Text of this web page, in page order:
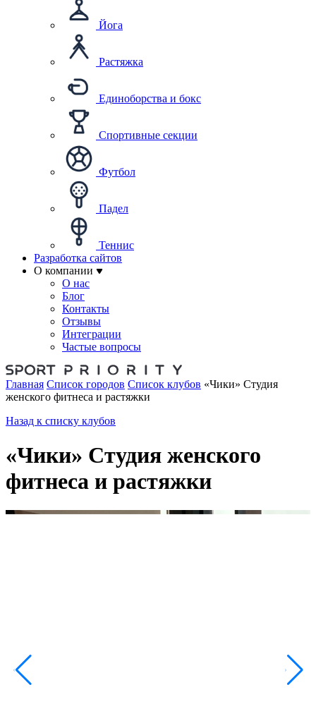
Йога
Растяжка
Единоборства и бокс
Спортивные секции
Футбол
Падел
Теннис
Разработка сайтов
О компании
О нас
Блог
Контакты
Отзывы
Интеграции
Частые вопросы
Главная Список городов Список клубов «Чики» Студия
женского фитнеса и растяжки
Назад к списку клубов
«Чики» Студия женского
фитнеса и растяжки